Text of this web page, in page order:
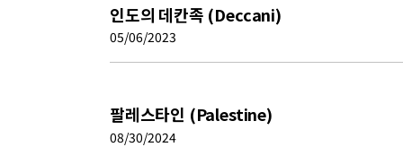
인도의 데칸족 (Deccani)
05/06/2023
팔레스타인 (Palestine)
08/30/2024